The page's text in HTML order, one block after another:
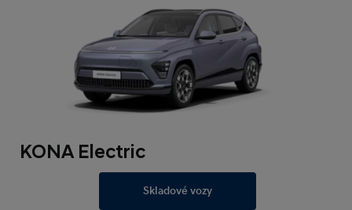
KONA Electric
Skladové vozy